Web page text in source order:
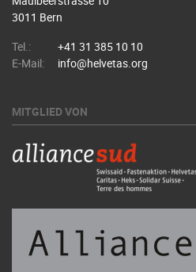
3011 Bern
Tel.:
+41 31 385 10 10
E-Mail:
info@helvetas.org
MITGLIED VON